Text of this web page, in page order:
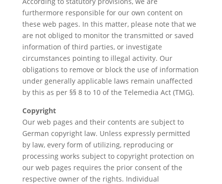
furthermore responsible for our own content on
these web pages. In this matter, please note that we
are not obliged to monitor the transmitted or saved
information of third parties, or investigate
circumstances pointing to illegal activity. Our
obligations to remove or block the use of information
under generally applicable laws remain unaffected
by this as per §§ 8 to 10 of the Telemedia Act (TMG).
Copyright
Our web pages and their contents are subject to
German copyright law. Unless expressly permitted
by law, every form of utilizing, reproducing or
processing works subject to copyright protection on
our web pages requires the prior consent of the
respective owner of the rights. Individual